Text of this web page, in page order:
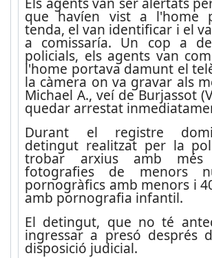
que havíen vist a l'home
tenda, el van identificar i el
a comissaría. Un cop a
policials, els agents van
l'home portava damunt el
la càmera on va gravar als
Michael A., veí de Burjassot
quedar arrestat
Durant el registre
detingut realitzat per la
trobar arxius amb més
fotografies de menors
pornogràfics amb menors i
amb pornografia infantil.
El detingut, que no té
ingressar a presó després
disposició judicial.